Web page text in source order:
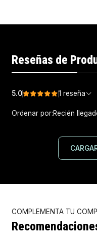
Reseñas de
5.0 1 reseña
Ordenar por:Recién
COMPLEMENTA TU